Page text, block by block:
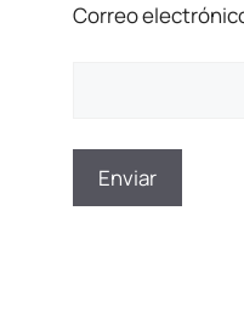
Correo